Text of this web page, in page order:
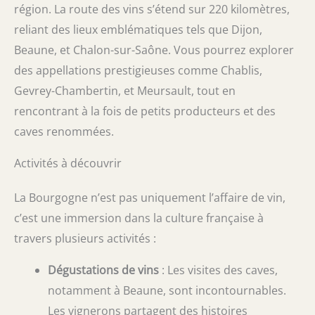
région. La route des vins s’étend sur 220 kilomètres,
reliant des lieux emblématiques tels que Dijon,
Beaune, et Chalon-sur-Saône. Vous pourrez explorer
des appellations prestigieuses comme Chablis,
Gevrey-Chambertin, et Meursault, tout en
rencontrant à la fois de petits producteurs et des
caves renommées.
Activités à découvrir
La Bourgogne n’est pas uniquement l’affaire de vin,
c’est une immersion dans la culture française à
travers plusieurs activités :
Dégustations de vins : Les visites des caves,
notamment à Beaune, sont incontournables.
Les vignerons partagent des histoires